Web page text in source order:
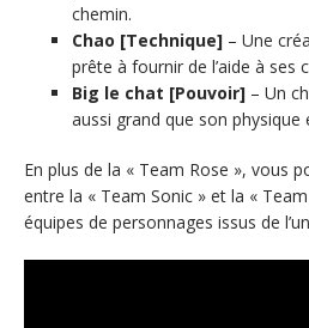
chemin.
Chao [Technique] – Une
prête à fournir de l’aide à ses
Big le chat [Pouvoir] – Un
aussi grand que son physique
En plus de la « Team Rose », vous
entre la « Team Sonic » et la «
équipes de personnages issus de